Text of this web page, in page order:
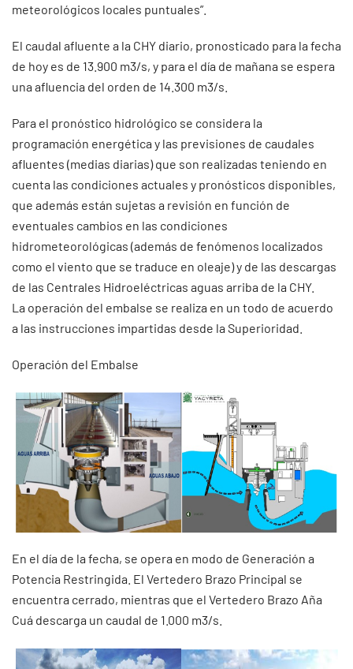
meteorológicos locales puntuales”.
El caudal afluente a la CHY diario, pronosticado para la fecha
de hoy es de 13.900 m3/s, y para el día de mañana se espera
una afluencia del orden de 14.300 m3/s.
Para el pronóstico hidrológico se considera la
programación energética y las previsiones de caudales
afluentes (medias diarias) que son realizadas teniendo en
cuenta las condiciones actuales y pronósticos disponibles,
que además están sujetas a revisión en función de
eventuales cambios en las condiciones
hidrometeorológicas (además de fenómenos localizados
como el viento que se traduce en oleaje) y de las descargas
de las Centrales Hidroeléctricas aguas arriba de la CHY.
La operación del embalse se realiza en un todo de acuerdo
a las instrucciones impartidas desde la Superioridad.
Operación del Embalse
En el día de la fecha, se opera en modo de Generación a
Potencia Restringida. El Vertedero Brazo Principal se
encuentra cerrado, mientras que el Vertedero Brazo Aña
Cuá descarga un caudal de 1.000 m3/s.